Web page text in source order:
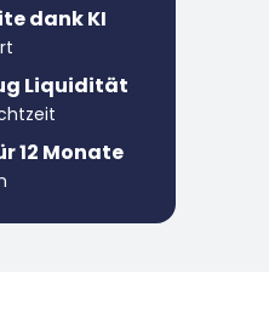
dank KI
Liquidität
12 Monate